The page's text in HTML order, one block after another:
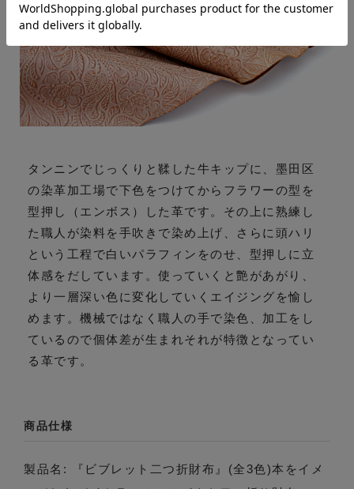
タンニンでじっくりと鞣した牛キップに、墨田区
の染革加工場で下色をつけてからフラワーの型を
型押し（エンボス）した革です。その上に熟練し
た職人が染料を手吹きで染め上げ、さらに頭ハリ
という工程で白いパラフィンをのせ、型押しに立
体感をだしています。使っていくと艶があがり、
より一層深い色に変化していくエイジングを愉し
めます。機械ではなく職人の手で染色、加工をし
ているので個体差が生まれそれが特徴となってい
る革です。
商品仕様
製品名: 『ビブレット二つ折財布』(全3色)本をイメ